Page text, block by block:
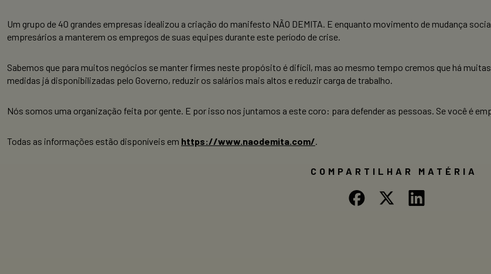
Um grupo de 40 grandes empresas idealizou a criação do manifesto NÃO DEMITA. E enquanto movimento de mudança
empresários a manterem os empregos de suas equipes durante este período de crise.
Sabemos que para muitos negócios se manter firmes neste propósito é difícil, mas ao mesmo tempo cremos que há
medidas já disponibilizadas pelo Governo, reduzir os salários mais altos e reduzir carga de trabalho.
Nós somos uma organização feita por gente. E por isso nos juntamos a este coro: para defender as pessoas. Se você é
Todas as informações estão disponíveis em https://www.naodemita.com/.
COMPARTILHAR MATÉRIA